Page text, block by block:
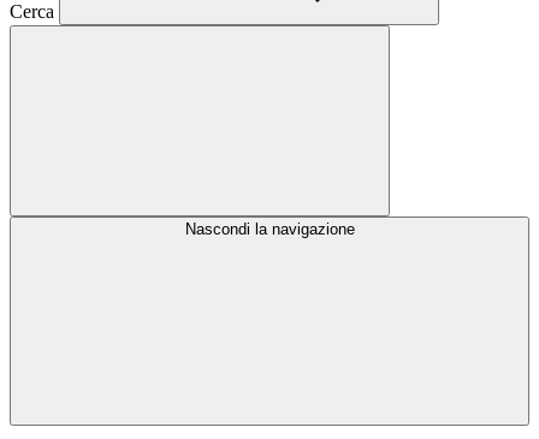
Cerca
Nascondi la navigazione